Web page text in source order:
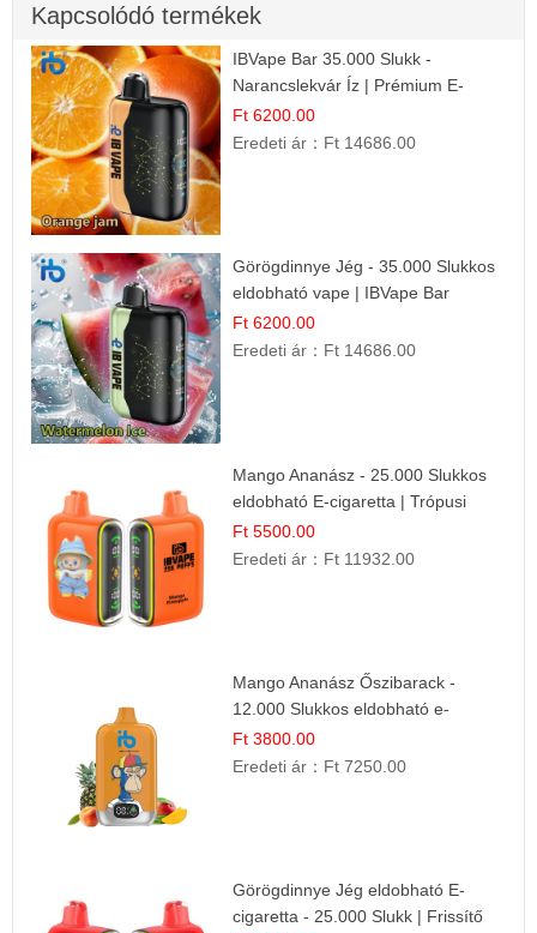
Kapcsolódó termékek
IBVape Bar 35.000 Slukk -
Narancslekvár Íz | Prémium E-
cigaretta
Ft 6200.00
Eredeti ár： Ft 14686.00
Görögdinnye Jég - 35.000 Slukkos
eldobható vape | IBVape Bar
Frissítő Nyári Íz
Ft 6200.00
Eredeti ár： Ft 14686.00
Mango Ananász - 25.000 Slukkos
eldobható E-cigaretta | Trópusi
Ízélmény
Ft 5500.00
Eredeti ár： Ft 11932.00
Mango Ananász Őszibarack -
12.000 Slukkos eldobható e-
Cigaretta
Ft 3800.00
Eredeti ár： Ft 7250.00
Görögdinnye Jég eldobható E-
cigaretta - 25.000 Slukk | Frissítő